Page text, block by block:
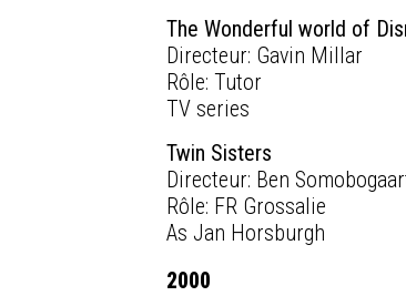
The Wonderful world of
Directeur: Gavin Millar
Rôle: Tutor
TV series
Twin Sisters
Directeur: Ben
Rôle: FR Grossalie
As Jan Horsburgh
2000